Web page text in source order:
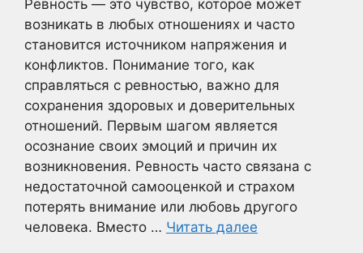
Ревность — это чувство, которое может
возникать в любых отношениях и часто
становится источником напряжения и
конфликтов. Понимание того, как
справляться с ревностью, важно для
сохранения здоровых и доверительных
отношений. Первым шагом является
осознание своих эмоций и причин их
возникновения. Ревность часто связана с
недостаточной самооценкой и страхом
потерять внимание или любовь другого
человека. Вместо … Читать далее